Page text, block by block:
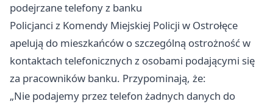
podejrzane telefony z banku
Policjanci z Komendy Miejskiej Policji w Ostrołęce
apelują do mieszkańców o szczególną ostrożność w
kontaktach telefonicznych z osobami podającymi się
za pracowników banku. Przypominają, że:
„Nie podajemy przez telefon żadnych danych do